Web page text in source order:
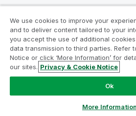
Rechtliche Vereinbarungen
Produktbedingungen
Legal
Legal Policies
Marken
Do Not Share My Info
Copyright © 1993-2026 QlikTech
We use cookies to improve your
and to deliver content tailored to your
you accept the use of additional
data transmission to third parties. Refer
Notice or click ‘More Information’ for
our sites. Privacy & Cookie Notice
Ok
More Information